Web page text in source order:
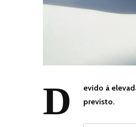
D
evido à
previsto.